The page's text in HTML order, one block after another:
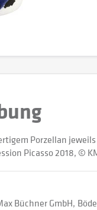
Porzellan
Picasso 2018, ©
Büchner GmbH